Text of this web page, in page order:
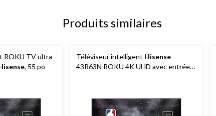
Produits similaires
ROKU TV ultra
, 55 po
Téléviseur intelligent Hisense
43R63N ROKU 4K UHD avec entrée